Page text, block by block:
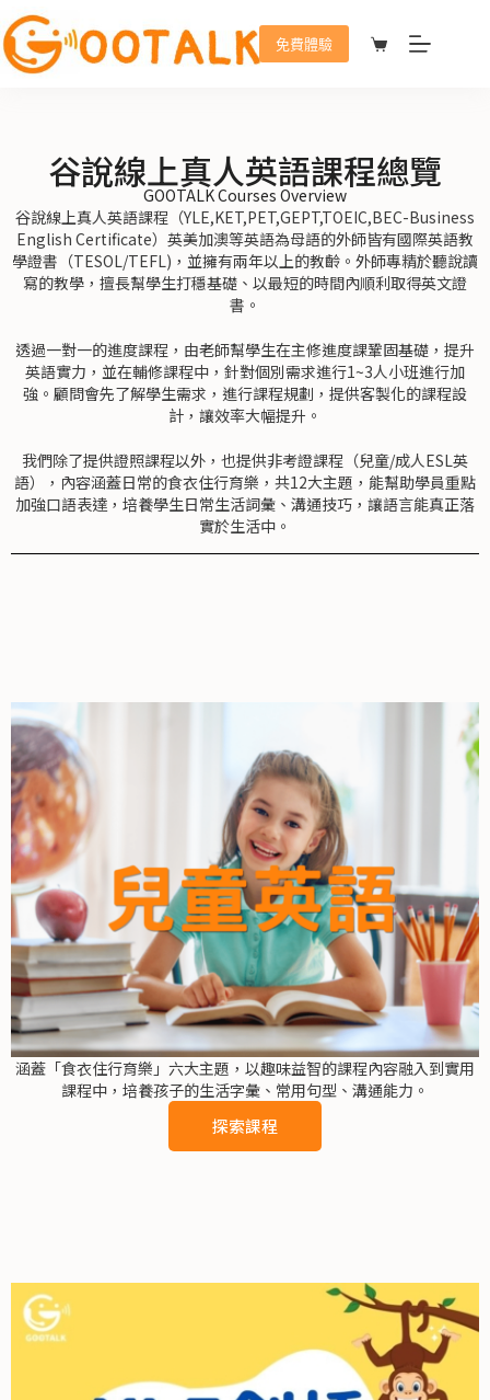
免費體驗
谷說線上真人英語課程總覽
GOOTALK Courses Overview
谷說線上真人英語課程（YLE,KET,PET,GEPT,TOEIC,BEC-Business
English Certificate）英美加澳等英語為母語的外師皆有國際英語教
學證書（TESOL/TEFL)，並擁有兩年以上的教齡。外師專精於聽說讀
寫的教學，擅長幫學生打穩基礎、以最短的時間內順利取得英文證
書。
透過一對一的進度課程，由老師幫學生在主修進度課鞏固基礎，提升
英語實力，並在輔修課程中，針對個別需求進行1~3人小班進行加
強。顧問會先了解學生需求，進行課程規劃，提供客製化的課程設
計，讓效率大幅提升。
我們除了提供證照課程以外，也提供非考證課程（兒童/成人ESL英
語），內容涵蓋日常的食衣住行育樂，共12大主題，能幫助學員重點
加強口語表達，培養學生日常生活詞彙、溝通技巧，讓語言能真正落
實於生活中。
涵蓋「食衣住行育樂」六大主題，以趣味益智的課程內容融入到實用
課程中，培養孩子的生活字彙、常用句型、溝通能力。
探索課程